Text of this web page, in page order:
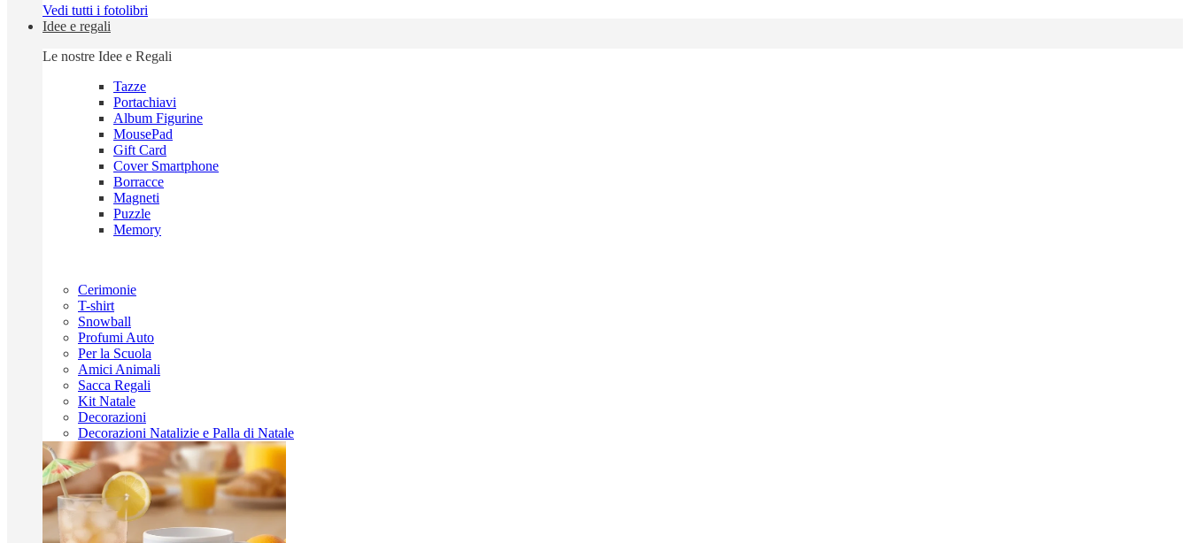
Vedi tutti i fotolibri
Idee e regali
Le nostre Idee e Regali
Tazze
Portachiavi
Album Figurine
MousePad
Gift Card
Cover Smartphone
Borracce
Magneti
Puzzle
Memory
Cerimonie
T-shirt
Snowball
Profumi Auto
Per la Scuola
Amici Animali
Sacca Regali
Kit Natale
Decorazioni
Decorazioni Natalizie e Palla di Natale